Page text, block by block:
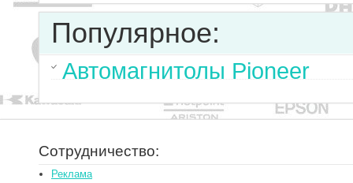
Популярное:
Автомагнитолы Pioneer
Сотрудничество:
Реклама